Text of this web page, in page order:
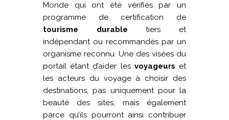
Monde qui ont été vérifiés par un
programme de certification de
tourisme durable tiers et
indépendant ou recommandés par un
organisme reconnu. Une des visées du
portail étant d’aider les voyageurs et
les acteurs du voyage à choisir des
destinations, pas uniquement pour la
beauté des sites, mais également
parce qu’ils pourront ainsi contribuer